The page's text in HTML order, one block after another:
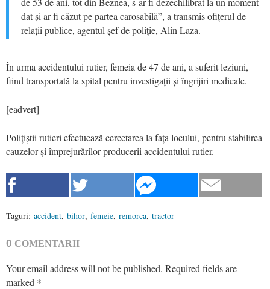
dat și ar fi căzut pe partea carosabilă”, a transmis ofițerul de
relații publice, agentul șef de poliție, Alin Laza.
În urma accidentului rutier, femeia de 47 de ani, a suferit leziuni,
fiind transportată la spital pentru investigații și îngrijiri medicale.
[eadvert]
Polițiștii rutieri efectuează cercetarea la fața locului, pentru stabilirea
cauzelor și împrejurărilor producerii accidentului rutier.
Taguri: accident, bihor, femeie, remorca, tractor
0 COMENTARII
Your email address will not be published. Required fields are
marked *